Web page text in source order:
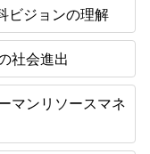
ジョンの理解
社会進出
マンリソースマネ